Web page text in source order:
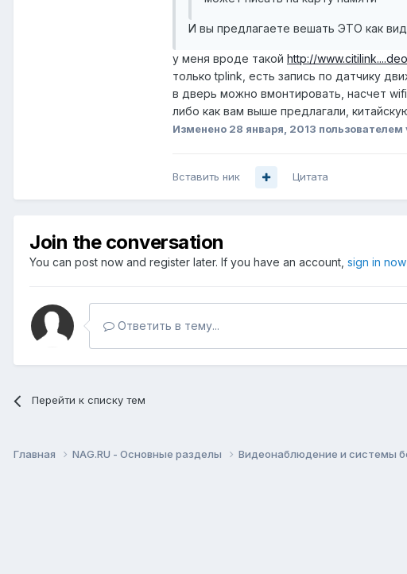
И вы предлагаете вешать ЭТО как
у меня вроде такой http://
только tplink, есть запись по датчику
в дверь можно вмонтировать, насчет
либо как вам выше предлагали,
Изменено 28 января, 2013
Вставить ник Цитата
Join the conversation
You can post now and register later. If you have an account, sign in now
Ответить в тему...
Перейти к списку тем
Главная NAG.RU - Основные разделы Видеонаблюдение и системы